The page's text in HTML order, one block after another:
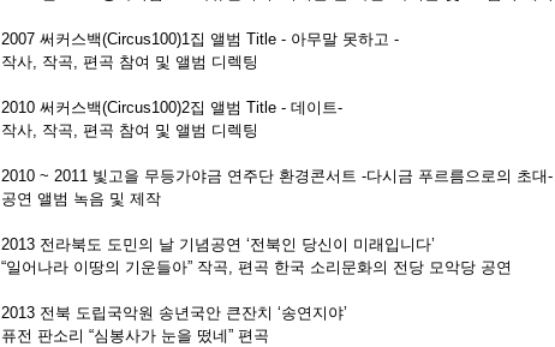
2007 써커스백(Circus100)1집 앨범 Title - 아무말 못하고 -
작사, 작곡, 편곡 참여 및 앨범 디렉팅
2010 써커스백(Circus100)2집 앨범 Title - 데이트-
작사, 작곡, 편곡 참여 및 앨범 디렉팅
2010 ~ 2011 빛고을 무등가야금 연주단 환경콘서트 -다시금 푸르름으로의 초대-
공연 앨범 녹음 및 제작
2013 전라북도 도민의 날 기념공연 ‘전북인 당신이 미래입니다’
“일어나라 이땅의 기운들아” 작곡, 편곡 한국 소리문화의 전당 모악당 공연
2013 전북 도립국악원 송년국안 큰잔치 ‘송연지야’
퓨전 판소리 “심봉사가 눈을 떴네” 편곡